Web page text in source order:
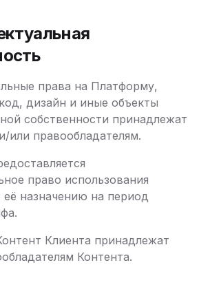
права на Платформу,
дизайн и иные объекты
собственности принадлежат
или правообладателям.
право использования
назначению на период
Клиента принадлежат
Контента.